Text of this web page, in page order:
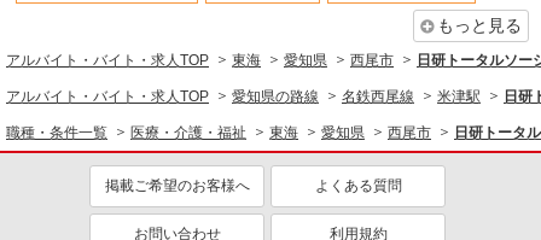
詳細を見る
派遣社員
株式会社kotrio /●NG-H-2030728
NEW
毎日通うのが楽しみになる＊ホテルのような
美しいサ高住のSTAFF
時給1500円〜2125円 ＜日払い有/週払い有/交
もっと見る
アルバイト・バイト・求人TOP 東海 愛知県 西尾市 日研トータルソ
アルバイト・バイト・求人TOP 愛知県の路線 名鉄西尾線 米津駅 日研
職種・条件一覧 医療・介護・福祉 東海 愛知県 西尾市 日研トータ
掲載ご希望のお客様へ よくある質問
お問い合わせ 利用規約